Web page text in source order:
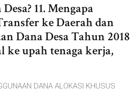
11. Mengapa
ke Daerah dan
Dana Desa Tahun 2018
ke upah tenaga kerja,
DANA ALOKASI KHUSUS